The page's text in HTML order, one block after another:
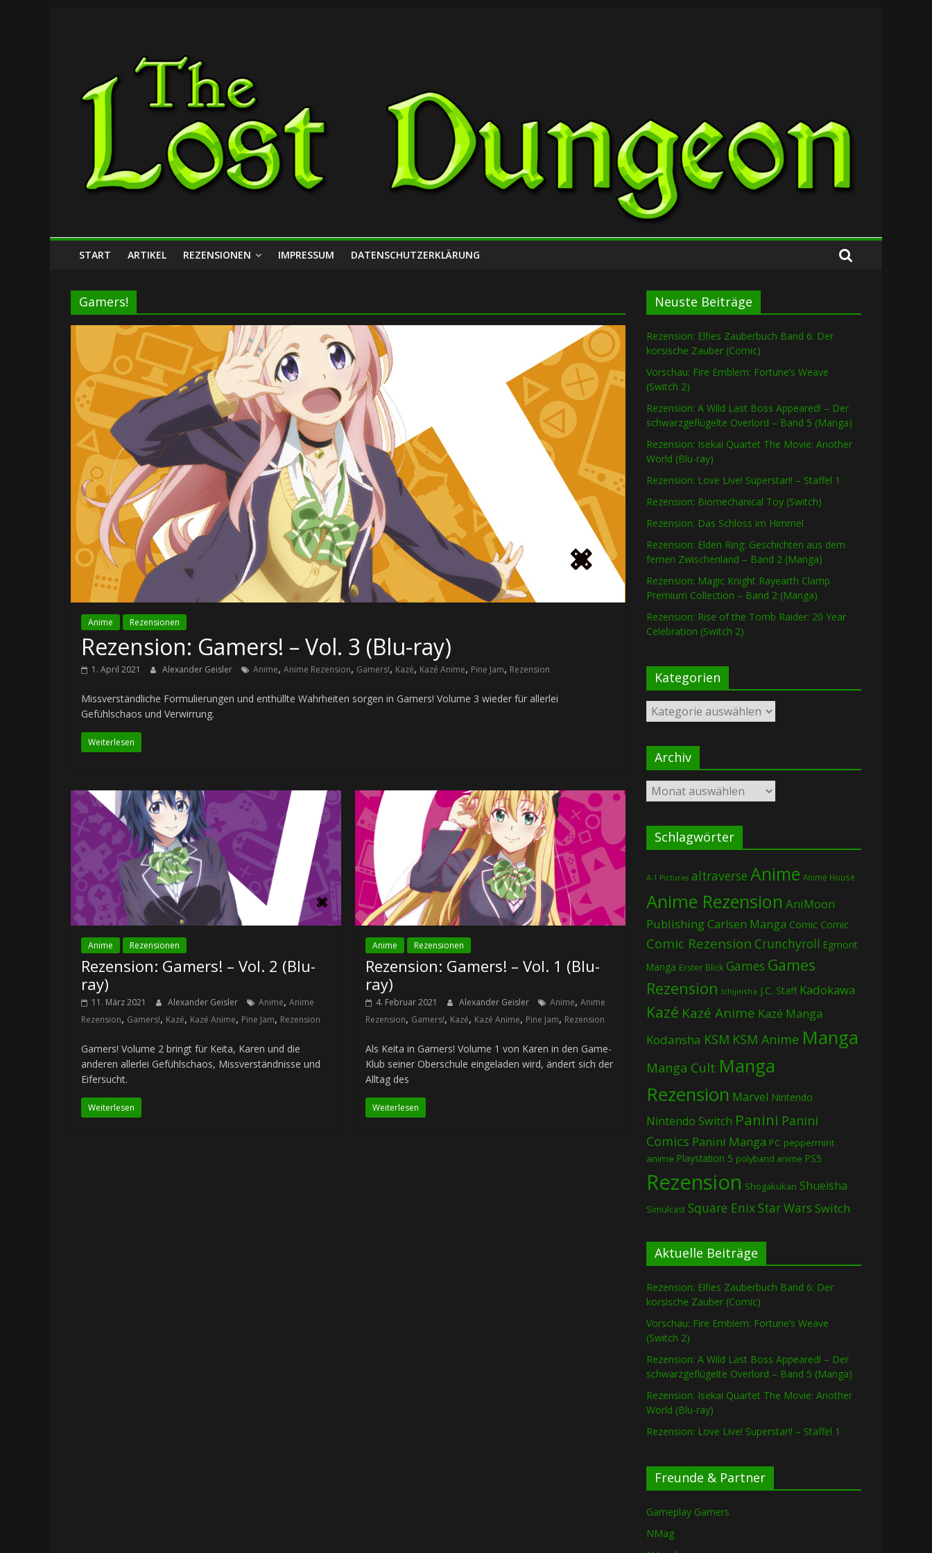
Lost
Dungeon
START ARTIKEL REZENSIONEN IMPRESSUM DATENSCHUTZERKLÄRUNG
Gamers!
Anime Rezensionen
Rezension: Gamers! – Vol. 3 (Blu-ray)
1. April 2021 Alexander Geisler Anime, Anime Rezension, Gamers!, Kazé, Kazé Anime, Pine Jam, Rezension
Missverständliche Formulierungen und enthüllte Wahrheiten sorgen in Gamers! Volume 3 wieder für allerlei
Gefühlschaos und Verwirrung.
Weiterlesen
Anime Rezensionen
Rezension: Gamers! – Vol. 2 (Blu-
ray)
11. März 2021 Alexander Geisler Anime, Anime
Rezension, Gamers!, Kazé, Kazé Anime, Pine Jam, Rezension
Gamers! Volume 2 bringt für Keita, Karen und die
anderen allerlei Gefühlschaos, Missverständnisse und
Eifersucht.
Weiterlesen
Anime Rezensionen
Rezension: Gamers! – Vol. 1 (Blu-
ray)
4. Februar 2021 Alexander Geisler Anime,Anime
Rezension, Gamers!, Kazé, Kazé Anime, Pine Jam, Rezension
Als Keita in Gamers! Volume 1 von Karen in den Game-
Klub seiner Oberschule eingeladen wird, ändert sich der
Alltag des
Weiterlesen
Neuste Beiträge
Rezension: Elfies Zauberbuch Band 6: Der
korsische Zauber (Comic)
Vorschau: Fire Emblem: Fortune’s Weave
(Switch 2)
Rezension: A Wild Last Boss Appeared! – Der
schwarzgeflügelte Overlord – Band 5 (Manga)
Rezension: Isekai Quartet The Movie: Another
World (Blu-ray)
Rezension: Love Live! Superstar!! – Staffel 1
Rezension: Biomechanical Toy (Switch)
Rezension: Das Schloss im Himmel
Rezension: Elden Ring: Geschichten aus dem
fernen Zwischenland – Band 2 (Manga)
Rezension: Magic Knight Rayearth Clamp
Premium Collection – Band 2 (Manga)
Rezension: Rise of the Tomb Raider: 20 Year
Celebration (Switch 2)
Kategorien
Kategorien
Archiv
Archiv
Schlagwörter
A-1 Pictures altraverse Anime Anime House
Anime Rezension AniMoon
PublishingCarlsen Manga Comic Comic
Comic Rezension Crunchyroll Egmont
Manga Erster Blick Games Games
Rezension Ichijinsha J.C. Staff Kadokawa
Kazé Kazé Anime Kazé Manga
Kodansha KSM KSM Anime Manga
Manga Cult Manga
Rezension Marvel Nintendo
Nintendo Switch Panini Panini
Comics Panini Manga PC peppermint
anime Playstation 5 polyband anime PS5
Rezension Shogakukan Shueisha
Simulcast Square EnixStar Wars Switch
Aktuelle Beiträge
Rezension: Elfies Zauberbuch Band 6: Der
korsische Zauber (Comic)
Vorschau: Fire Emblem: Fortune’s Weave
(Switch 2)
Rezension: A Wild Last Boss Appeared! – Der
schwarzgeflügelte Overlord – Band 5 (Manga)
Rezension: Isekai Quartet The Movie: Another
World (Blu-ray)
Rezension: Love Live! Superstar!! – Staffel 1
Freunde & Partner
Gameplay Gamers
NMag